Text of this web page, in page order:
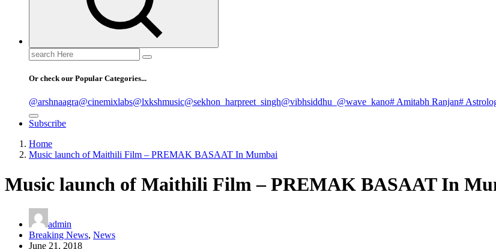
Search
for:
Or check our Popular Categories...
@arshnaagra@cinemixlabs@lxkshmusic@sekhon_harpreet_singh@vibhsiddhu_ @wave_kano# Amitabh Ranjan#
Subscribe
Home
Music launch of Maithili Film – PREMAK BASAAT In Mumbai
Music launch of Maithili Film – PREMAK BASAAT In
admin
Breaking News, News
June 21, 2018